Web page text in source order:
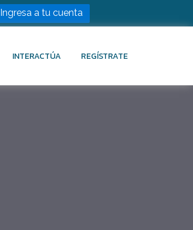
Ingresa a tu cuenta
INTERACTÚA REGÍSTRATE